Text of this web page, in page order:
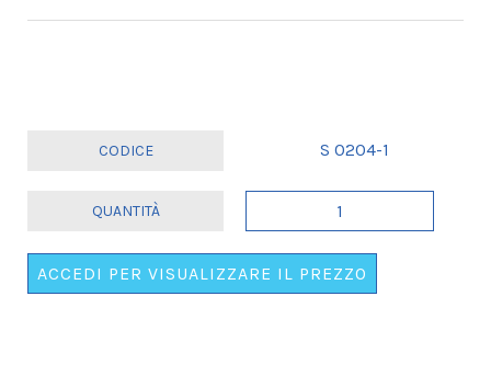
S 0204-1
ROSA
ACCEDI PER VISUALIZZARE IL PREZZO